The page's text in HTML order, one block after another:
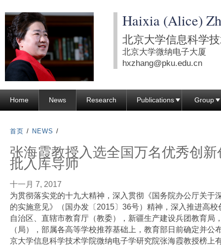
转
到
页
主
要
部
分
Haixia (Alice)
北京大学信息科学
北京大学微纳电子大厦
hxzhang@pku.edu.cn
Home News Research Publications Group
首页 / NEWS /
张海霞教授入选全国万名优秀创
批入库导师
十一月 7, 2017
为贯彻落实党的十九大精神，深入贯彻《国务院办公厅关于
的实施意见》（国办发〔 2015〕 36号）精神，深入推进高
自治区、直辖市教育厅（教委），新疆生产建设兵团教育局
（局），部属各高等学校推荐基础上，教育部日前确定并公
京大学信息科学技术学院微纳电子学研究院张海霞教授榜上